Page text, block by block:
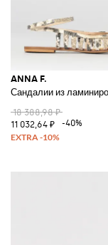
ANNA F.
Сандалии из
18 388,98 ₽
11 032,64 ₽
-40%